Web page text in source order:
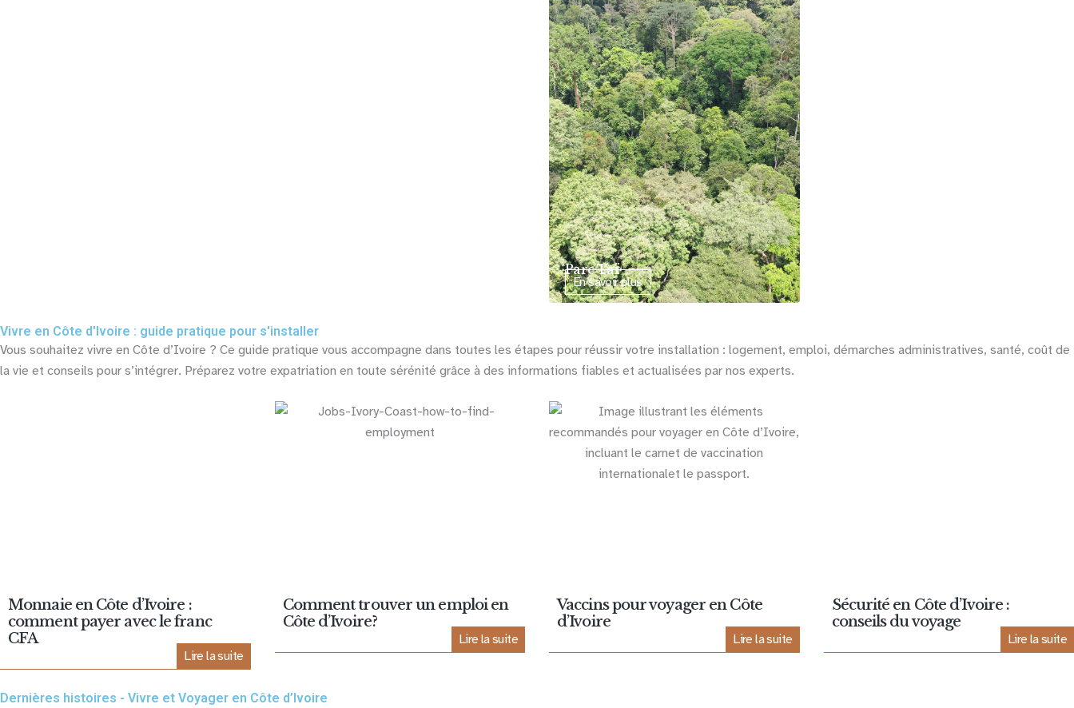
Parc Taï
En savoir plus
Vivre en Côte d'Ivoire : guide pratique pour s'installer
Vous souhaitez vivre en Côte d’Ivoire ? Ce guide pratique vous accompagne dans toutes les étapes pour réussir votre installation : logement, emploi, démarches administratives, santé, coût de
la vie et conseils pour s’intégrer. Préparez votre expatriation en toute sérénité grâce à des informations fiables et actualisées par nos experts.
Monnaie en Côte d’Ivoire :
comment payer avec le franc
CFA
Lire la suite
Comment trouver un emploi en
Côte d’Ivoire?
Lire la suite
Vaccins pour voyager en Côte
d’Ivoire
Lire la suite
Sécurité en Côte d’Ivoire :
conseils du voyage
Lire la suite
Dernières histoires - Vivre et Voyager en Côte d’Ivoire